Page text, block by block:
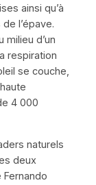
ainsi qu’à
l’épave.
d’un
respiration
se couche,
4 000
naturels
deux